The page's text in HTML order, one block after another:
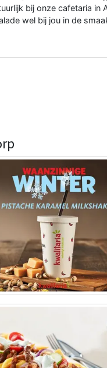
bij onze cafetaria in
wel bij jou in de